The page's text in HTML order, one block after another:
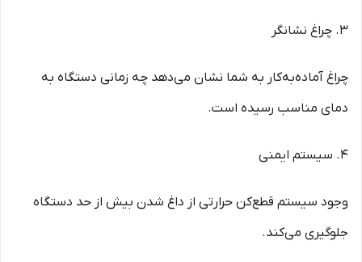
۳. چراغ نشانگر
چراغ آماده‌به‌کار به شما نشان می‌دهد چه زمانی دستگاه به
دمای مناسب رسیده است.
۴. سیستم ایمنی
وجود سیستم قطع‌کن حرارتی از داغ شدن بیش از حد دستگاه
جلوگیری می‌کند.